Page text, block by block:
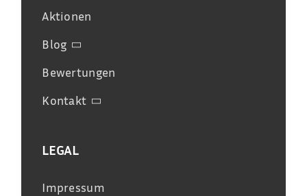
Aktionen
Blog
Bewertungen
Kontakt
LEGAL
Impressum